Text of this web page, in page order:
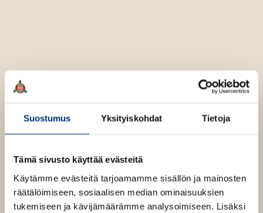
Suostumus Yksityiskohdat Tietoja
Tämä sivusto käyttää evästeitä
Käytämme evästeitä tarjoamamme sisällön ja mainosten
räätälöimiseen, sosiaalisen median ominaisuuksien
tukemiseen ja kävijämäärämme analysoimiseen. Lisäksi
Keri Smith
menestys niin meillä kuin maailmalla. Pelkästään
kirjojen englanninkielisiä versioita on myyty miljoonia
kappaleita, ja lisäksi kirjat on käännetty lukuisille eri
kielille. Hauskan idean taustalla on Smithin ajatus siitä,